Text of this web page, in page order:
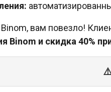
вам повезло!
Binom и скидка 40%